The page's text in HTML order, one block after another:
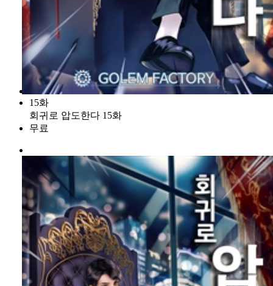
15화
회귀로 압도한다 15화
무료